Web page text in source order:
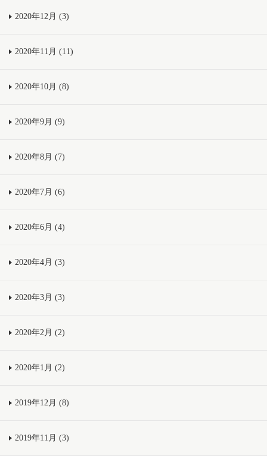
2020年12月 (3)
2020年11月 (11)
2020年10月 (8)
2020年9月 (9)
2020年8月 (7)
2020年7月 (6)
2020年6月 (4)
2020年4月 (3)
2020年3月 (3)
2020年2月 (2)
2020年1月 (2)
2019年12月 (8)
2019年11月 (3)